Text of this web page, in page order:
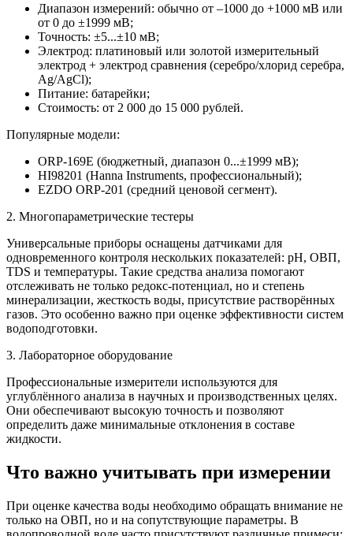
Диапазон измерений: обычно от –1000 до +1000 мВ или
от 0 до ±1999 мВ;
Точность: ±5...±10 мВ;
Электрод: платиновый или золотой измерительный
электрод + электрод сравнения (серебро/хлорид серебра,
Ag/AgCl);
Питание: батарейки;
Стоимость: от 2 000 до 15 000 рублей.
Популярные модели:
ORP-169E (бюджетный, диапазон 0...±1999 мВ);
HI98201 (Hanna Instruments, профессиональный);
EZDO ORP-201 (средний ценовой сегмент).
2. Многопараметрические тестеры
Универсальные приборы оснащены датчиками для
одновременного контроля нескольких показателей: pH, ОВП,
TDS и температуры. Такие средства анализа помогают
отслеживать не только редокс-потенциал, но и степень
минерализации, жесткость воды, присутствие растворённых
газов. Это особенно важно при оценке эффективности систем
водоподготовки.
3. Лабораторное оборудование
Профессиональные измерители используются для
углублённого анализа в научных и производственных целях.
Они обеспечивают высокую точность и позволяют
определить даже минимальные отклонения в составе
жидкости.
Что важно учитывать при измерении
При оценке качества воды необходимо обращать внимание не
только на ОВП, но и на сопутствующие параметры. В